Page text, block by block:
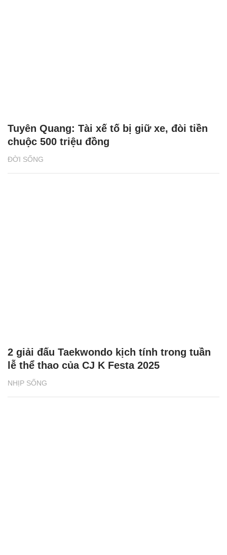
ĐỜI SỐNG
Tuyên Quang: Tài xế tố bị giữ xe, đòi tiền
chuộc 500 triệu đồng
NHỊP SỐNG
2 giải đấu Taekwondo kịch tính trong tuần
lễ thể thao của CJ K Festa 2025